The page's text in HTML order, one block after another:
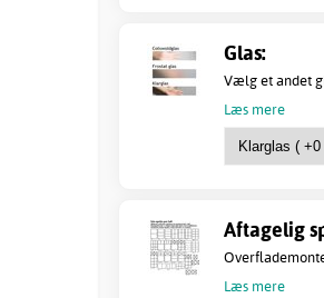
Glas:
Vælg et andet
Læs mere
Aftagelig
Læs mere